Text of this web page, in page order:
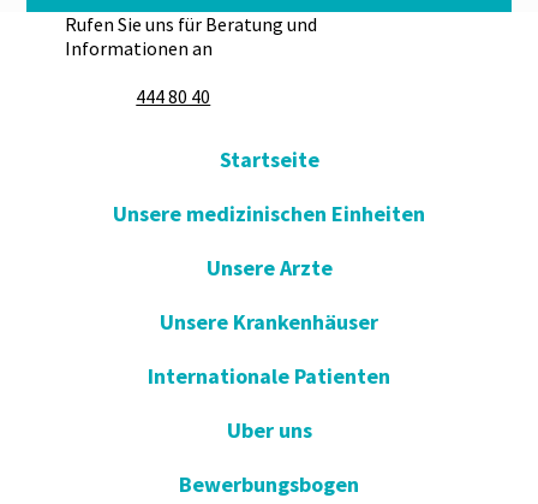
Rufen Sie uns für Beratung und
Informationen an
444 80 40
Startseite
Unsere medizinischen Einheiten
Unsere Arzte
Unsere Krankenhäuser
Internationale Patienten
Uber uns
Bewerbungsbogen